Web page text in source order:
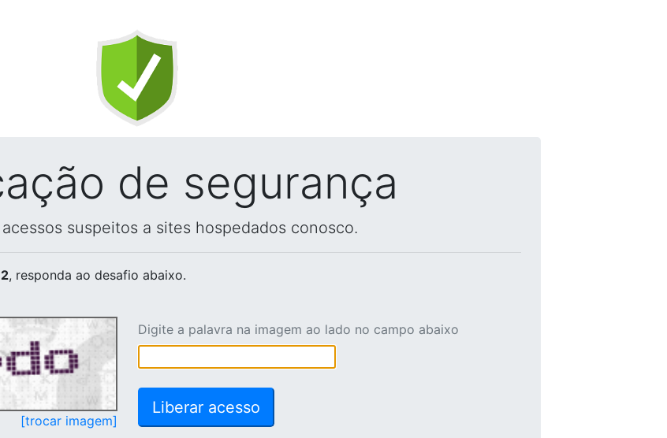
de segurança
suspeitos a sites hospedados conosco.
, responda ao desafio abaixo.
[trocar imagem]
Digite a palavra na imagem ao lado no campo abaixo